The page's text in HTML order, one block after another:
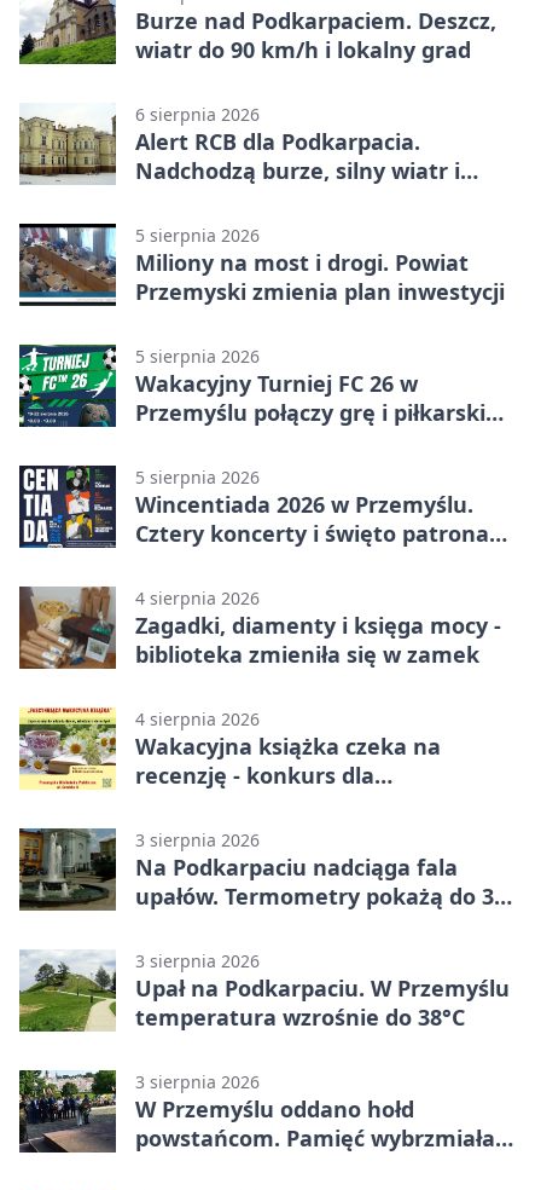
Burze nad Podkarpaciem. Deszcz,
wiatr do 90 km/h i lokalny grad
6 sierpnia 2026
Alert RCB dla Podkarpacia.
Nadchodzą burze, silny wiatr i
5 sierpnia 2026
Miliony na most i drogi. Powiat
Przemyski zmienia plan inwestycji
5 sierpnia 2026
Wakacyjny Turniej FC 26 w
Przemyślu połączy grę i piłkarski
5 sierpnia 2026
Wincentiada 2026 w Przemyślu.
Cztery koncerty i święto patrona
4 sierpnia 2026
Zagadki, diamenty i księga mocy -
biblioteka zmieniła się w zamek
4 sierpnia 2026
Wakacyjna książka czeka na
recenzję - konkurs dla
3 sierpnia 2026
Na Podkarpaciu nadciąga fala
upałów. Termometry pokażą do 36
3 sierpnia 2026
Upał na Podkarpaciu. W Przemyślu
temperatura wzrośnie do 38°C
3 sierpnia 2026
W Przemyślu oddano hołd
powstańcom. Pamięć wybrzmiała